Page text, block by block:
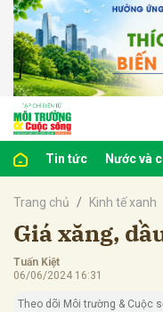
Tin tức Nước và
Trang chủ Kinh tế xanh
Giá xăng,
Tuấn Kiệt
06/06/2024 16:31
Theo dõi Môi trường & Cuộc
luận